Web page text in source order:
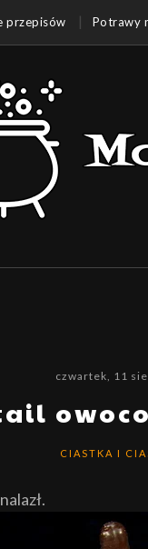
przepisów Potrawy
czwartek, 11
CIASTKA I